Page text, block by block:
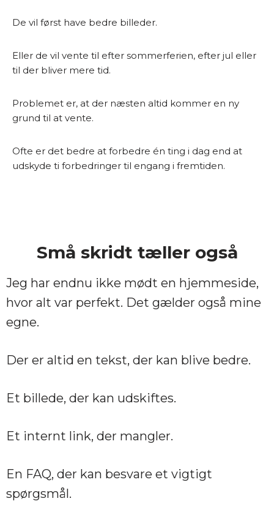
De vil først have bedre billeder.
Eller de vil vente til efter sommerferien, efter jul eller
til der bliver mere tid.
Problemet er, at der næsten altid kommer en ny
grund til at vente.
Ofte er det bedre at forbedre én ting i dag end at
udskyde ti forbedringer til engang i fremtiden.
Små skridt tæller også
Jeg har endnu ikke mødt en hjemmeside,
hvor alt var perfekt. Det gælder også mine
egne.
Der er altid en tekst, der kan blive bedre.
Et billede, der kan udskiftes.
Et internt link, der mangler.
En FAQ, der kan besvare et vigtigt
spørgsmål.